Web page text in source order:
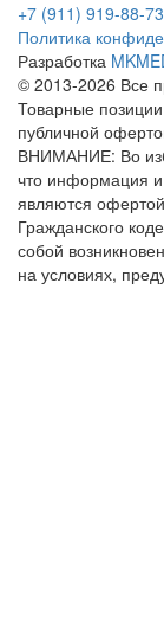
+7 (911) 919-88-73
Политика
Разработка
© 2013-2026 Все
Товарные
публичной
ВНИМАНИЕ: Во
что информация
являются
Гражданского
собой
на условиях,